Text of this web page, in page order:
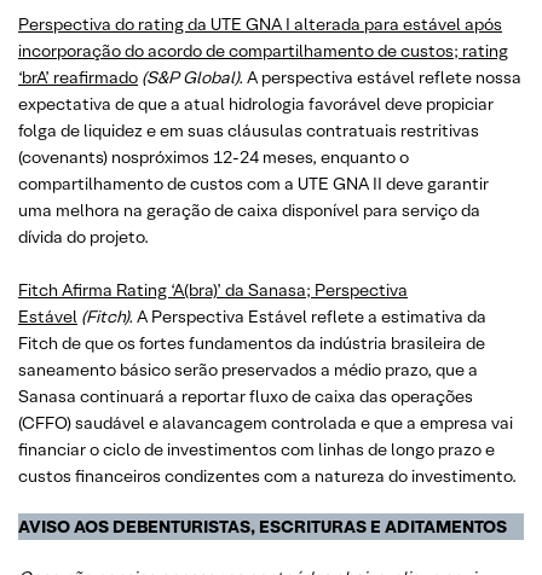
Perspectiva do rating da UTE GNA I alterada para estável após
incorporação do acordo de compartilhamento de custos; rating
‘brA’ reafirmado (S&P Global). A perspectiva estável reflete nossa
expectativa de que a atual hidrologia favorável deve propiciar
folga de liquidez e em suas cláusulas contratuais restritivas
(covenants) nospróximos 12-24 meses, enquanto o
compartilhamento de custos com a UTE GNA II deve garantir
uma melhora na geração de caixa disponível para serviço da
dívida do projeto.
Fitch Afirma Rating ‘A(bra)’ da Sanasa; Perspectiva
Estável (Fitch). A Perspectiva Estável reflete a estimativa da
Fitch de que os fortes fundamentos da indústria brasileira de
saneamento básico serão preservados a médio prazo, que a
Sanasa continuará a reportar fluxo de caixa das operações
(CFFO) saudável e alavancagem controlada e que a empresa vai
financiar o ciclo de investimentos com linhas de longo prazo e
custos financeiros condizentes com a natureza do investimento.
AVISO AOS DEBENTURISTAS, ESCRITURAS E ADITAMENTOS